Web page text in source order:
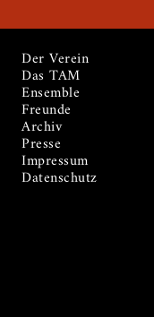
Der Verein
Das TAM
Ensemble
Freunde
Archiv
Presse
Impressum
Datenschutz